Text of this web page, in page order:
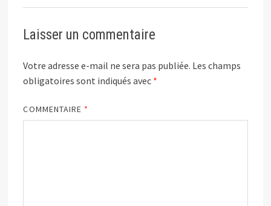
Laisser un commentaire
Votre adresse e-mail ne sera pas publiée. Les champs
obligatoires sont indiqués avec *
COMMENTAIRE *